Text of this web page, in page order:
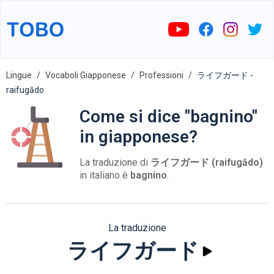
Lingue Vocaboli Giapponese Professioni
ライフガード -
raifugādo
Come si dice "bagnino"
in giapponese?
La traduzione di ライフガード (raifugādo)
in italiano è bagnino.
La traduzione
ライフガード